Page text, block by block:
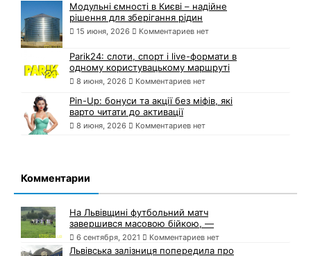
Модульні ємності в Києві – надійне
рішення для зберігання рідин
15 июня, 2026 Комментариев нет
Parik24: слоти, спорт і live-формати в
одному користувацькому маршруті
8 июня, 2026 Комментариев нет
Pin-Up: бонуси та акції без міфів, які
варто читати до активації
8 июня, 2026 Комментариев нет
Комментарии
На Львівщині футбольний матч
завершився масовою бійкою, —
6 сентября, 2021 Комментариев нет
Львівська залізниця попередила про